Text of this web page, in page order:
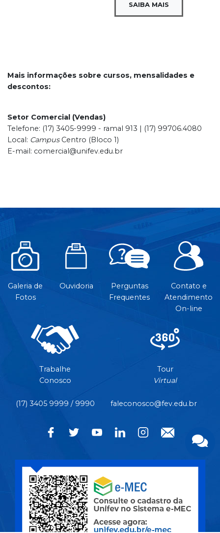
SAIBA MAIS
Mais informações sobre cursos, mensalidades e
descontos:
Setor Comercial (Vendas)
Telefone: (17) 3405-9999 - ramal 913 | (17) 99706.4080
Local: CampusCentro (Bloco 1)
E-mail: comercial@unifev.edu.br
Galeria de
Fotos
Ouvidoria
Perguntas
Frequentes
Contato e
Atendimento
On-line
Trabalhe
Conosco
Tour
Virtual
(17) 3405 9999 / 9990 faleconosco@fev.edu.br